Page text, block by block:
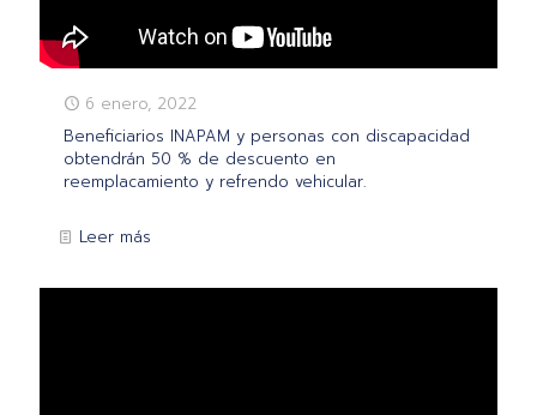
6 enero, 2022
Beneficiarios INAPAM y personas con discapacidad
obtendrán 50 % de descuento en
reemplacamiento y refrendo vehicular.
Leer más